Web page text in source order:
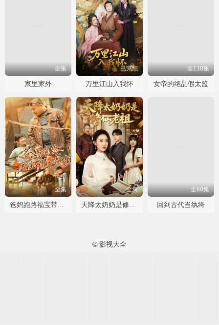
全集
家里家外
已完结
万里江山入我怀
全110集
女帝的绝品假太监
全集
爸妈跑路福宝带债主发财了
全集
天降太奶奶是修仙老祖
全80集
回到古代当纨绔
© 影视大全